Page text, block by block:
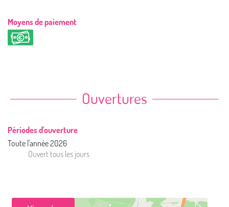
Moyens de paiement
Ouvertures
Périodes d'ouverture
Toute l'année 2026
Ouvert tous les jours